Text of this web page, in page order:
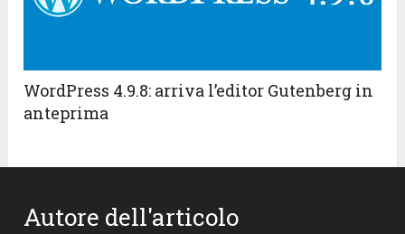
WordPress 4.9.8: arriva l’editor Gutenberg in
anteprima
Autore dell'articolo